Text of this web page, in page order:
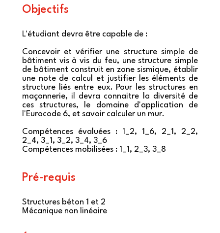
Objectifs
L'étudiant devra être capable de :
Concevoir et vérifier une structure simple de
bâtiment vis à vis du feu, une structure simple
de bâtiment construit en zone sismique, établir
une note de calcul et justifier les éléments de
structure liés entre eux. Pour les structures en
maçonnerie, il devra connaitre la diversité de
ces structures, le domaine d'application de
l'Eurocode 6, et savoir calculer un mur.
Compétences évaluées : 1_2, 1_6, 2_1, 2_2,
2_4, 3_1, 3_2, 3_4, 3_6
Compétences mobilisées : 1_1, 2_3, 3_8
Pré-requis
Structures béton 1 et 2
Mécanique non linéaire